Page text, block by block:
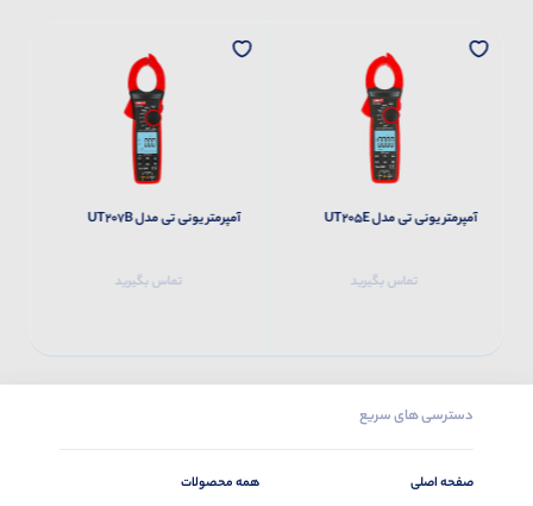
آمپرمتر یونی تی مدل UT205E
تماس بگیرید
آمپرمتر یونی تی مدل UT207B
تماس بگیرید
دسترسی های سریع
صفحه اصلی همه محصولات